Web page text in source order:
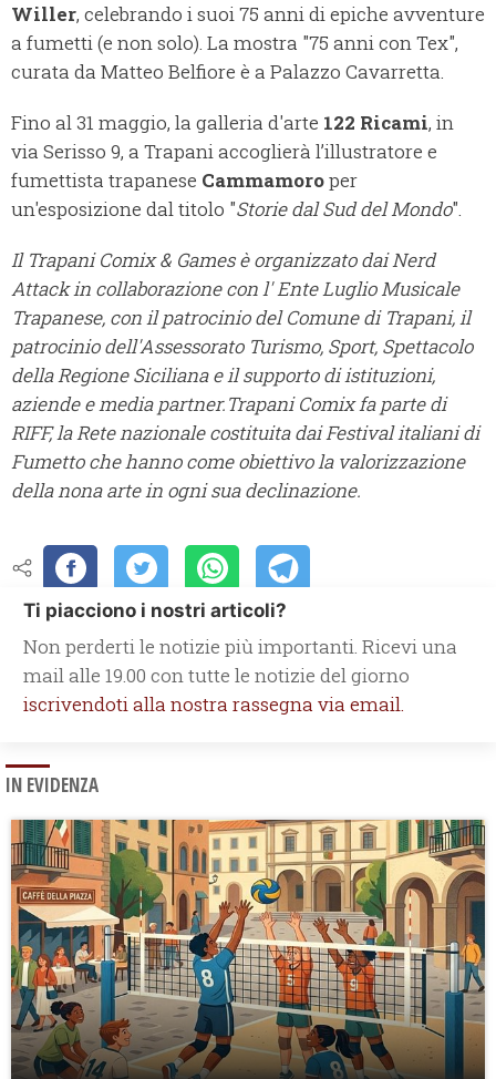
Willer, celebrando i suoi 75 anni di epiche avventure
a fumetti (e non solo). La mostra "75 anni con Tex",
curata da Matteo Belfiore è a Palazzo Cavarretta.
Fino al 31 maggio, la galleria d'arte 122 Ricami, in
via Serisso 9, a Trapani accoglierà l’illustratore e
fumettista trapanese Cammamoroper
un'esposizione dal titolo "Storie dal Sud del Mondo".
Il Trapani Comix & Games è organizzato dai Nerd
Attack in collaborazione con l' Ente Luglio Musicale
Trapanese, con il patrocinio del Comune di Trapani, il
patrocinio dell'Assessorato Turismo, Sport, Spettacolo
della Regione Siciliana e il supporto di istituzioni,
aziende e media partner.Trapani Comix fa parte di
RIFF, la Rete nazionale costituita dai Festival italiani di
Fumetto che hanno come obiettivo la valorizzazione
della nona arte in ogni sua declinazione.
Ti piacciono i nostri articoli?
Non perderti le notizie più importanti. Ricevi una
mail alle 19.00 con tutte le notizie del giorno
iscrivendoti alla nostra rassegna via email.
IN EVIDENZA